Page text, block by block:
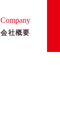
Company
会社概要